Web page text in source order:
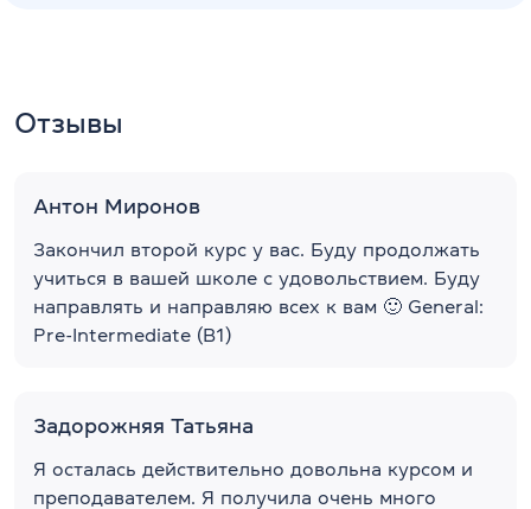
Отзывы
Антон Миронов
Закончил второй курс у вас. Буду продолжать
учиться в вашей школе с удовольствием. Буду
направлять и направляю всех к вам 🙂 General:
Pre-Intermediate (B1)
Задорожняя Татьяна
Я осталась действительно довольна курсом и
преподавателем. Я получила очень много